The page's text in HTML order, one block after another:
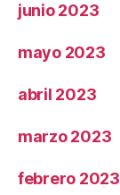
junio 2023
mayo 2023
abril 2023
marzo 2023
febrero 2023